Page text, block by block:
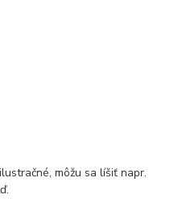
môžu sa líšiť napr.